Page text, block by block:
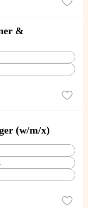
&
(w/m/x)